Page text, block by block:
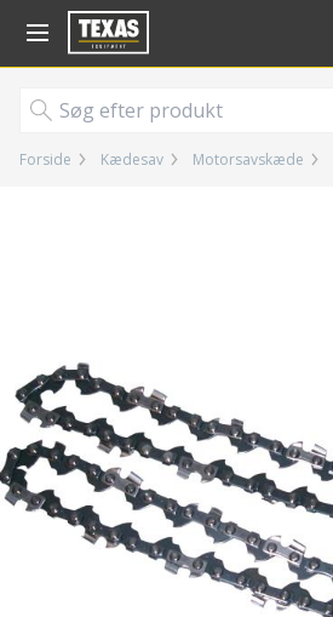
Gå til kurv (
Forside Kædesav Motorsavskæde